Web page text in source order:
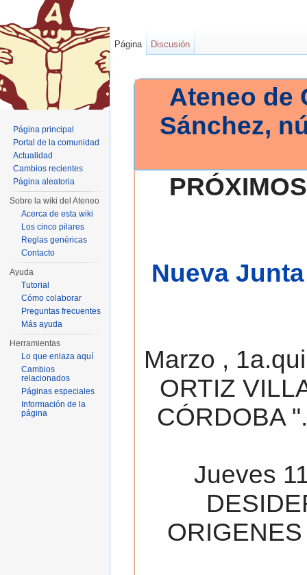
Ateneo de
Sánchez,
Nueva
Marzo ,
ORTIZ
CÓRDOBA
Jueves
Página Discusión
Página principal
Portal de la comunidad
Actualidad
Cambios recientes
Página aleatoria
Sobre la wiki del Ateneo
Acerca de esta wiki
Los cinco pilares
Reglas genéricas
Contacto
Ayuda
Tutorial
Cómo colaborar
Preguntas frecuentes
Más ayuda
Herramientas
Lo que enlaza aquí
Cambios
relacionados
Páginas especiales
Información de la
página